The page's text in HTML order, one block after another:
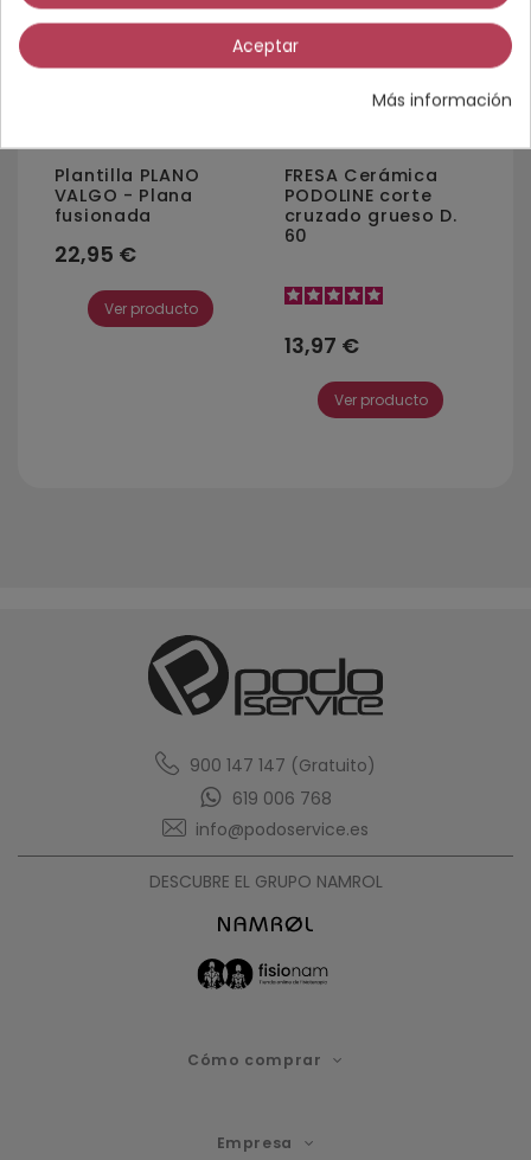
Plantilla PLANO
VALGO - Plana
fusionada
22,95 €
Ver producto
FRESA Cerámica
PODOLINE corte
cruzado grueso D.
60
13,97 €
Ver producto
900 147 147 (Gratuito)
619 006 768
info@podoservice.es
DESCUBRE EL GRUPO NAMROL
Cómo comprar
Empresa
Aceptar
Más información